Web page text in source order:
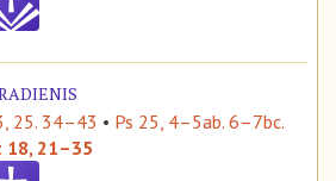
25. 34–43 • Ps 25, 4–5ab. 6–7bc.
18, 21–35